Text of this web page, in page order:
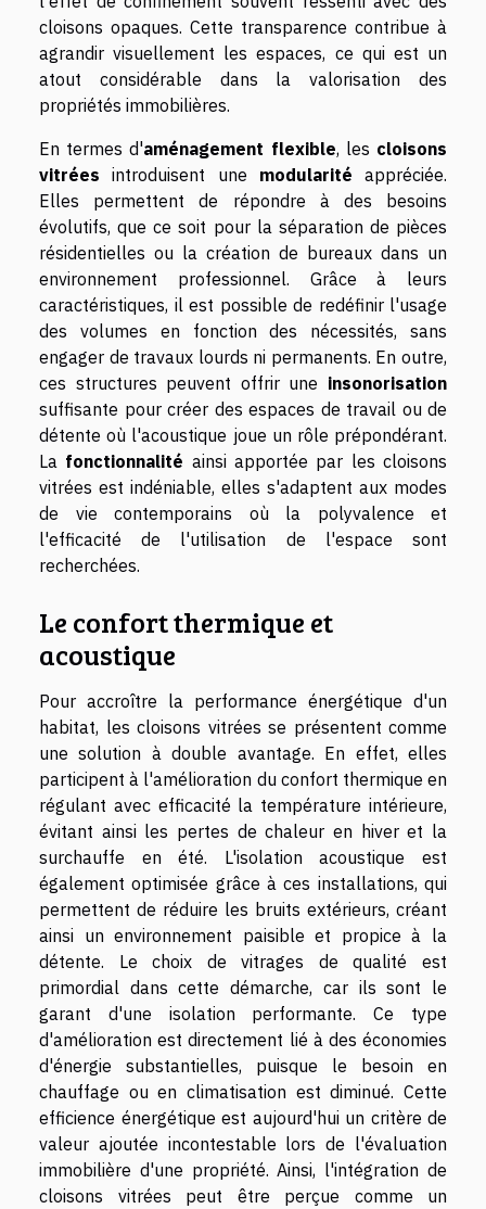
cloisons opaques. Cette transparence contribue à
agrandir visuellement les espaces, ce qui est un
atout considérable dans la valorisation des
propriétés immobilières.
En termes d'aménagement flexible, les cloisons
vitrées introduisent une modularité appréciée.
Elles permettent de répondre à des besoins
évolutifs, que ce soit pour la séparation de pièces
résidentielles ou la création de bureaux dans un
environnement professionnel. Grâce à leurs
caractéristiques, il est possible de redéfinir l'usage
des volumes en fonction des nécessités, sans
engager de travaux lourds ni permanents. En outre,
ces structures peuvent offrir une insonorisation
suffisante pour créer des espaces de travail ou de
détente où l'acoustique joue un rôle prépondérant.
La fonctionnalité ainsi apportée par les cloisons
vitrées est indéniable, elles s'adaptent aux modes
de vie contemporains où la polyvalence et
l'efficacité de l'utilisation de l'espace sont
recherchées.
Le confort thermique et
acoustique
Pour accroître la performance énergétique d'un
habitat, les cloisons vitrées se présentent comme
une solution à double avantage. En effet, elles
participent à l'amélioration du confort thermique en
régulant avec efficacité la température intérieure,
évitant ainsi les pertes de chaleur en hiver et la
surchauffe en été. L'isolation acoustique est
également optimisée grâce à ces installations, qui
permettent de réduire les bruits extérieurs, créant
ainsi un environnement paisible et propice à la
détente. Le choix de vitrages de qualité est
primordial dans cette démarche, car ils sont le
garant d'une isolation performante. Ce type
d'amélioration est directement lié à des économies
d'énergie substantielles, puisque le besoin en
chauffage ou en climatisation est diminué. Cette
efficience énergétique est aujourd'hui un critère de
valeur ajoutée incontestable lors de l'évaluation
immobilière d'une propriété. Ainsi, l'intégration de
cloisons vitrées peut être perçue comme un